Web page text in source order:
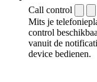
Call control
Mits je
control
vanuit de
device bedienen.